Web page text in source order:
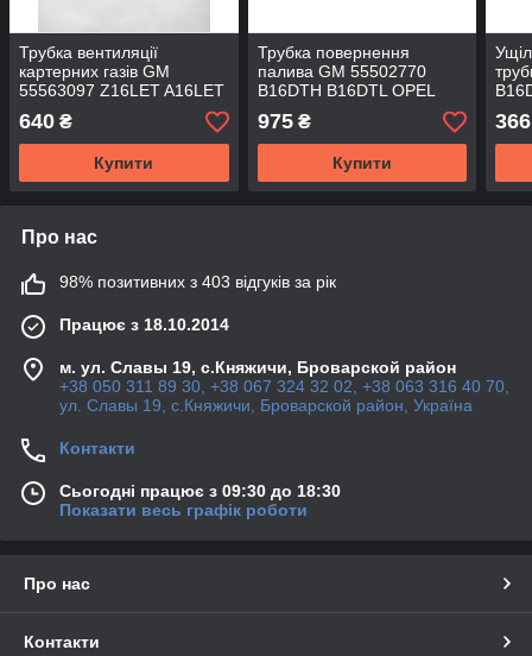
Трубка вентиляції
картерних газів GM
55563097 Z16LET A16LET
Z16LEL A16LEL Z16LER
OPEL Astra-H/J Insignia
640 ₴
Купити
Трубка повернення
палива GM 55502770
B16DTH B16DTL OPEL
Astra-J/K Insignia-A Meriva-
B Mokka Zafira-C
975₴
Купити
366
Про нас
98% позитивних з 403 відгуків за рік
Працює з 18.10.2014
м. ул. Славы 19, с.Княжичи, Броварской район
+38 050 311 89 30, +38 067 324 32 02, +38 063 316 40 70,
ул. Славы 19, с.Княжичи, Броварской район, Україна
Контакти
Сьогодні працює з 09:30 до 18:30
Показати весь графік роботи
Про нас
Контакти